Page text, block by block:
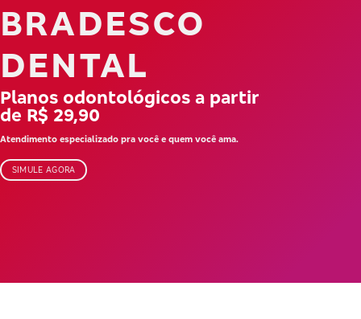
BRADESCO
DENTAL
Planos odontológicos a partir
de R$ 29,90
Atendimento especializado pra você e quem você ama.
SIMULE AGORA